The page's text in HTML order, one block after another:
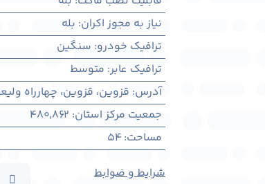
نیاز به مجوز اکران: بله
ترافیک خودرو: سنگین
ترافیک عابر: متوسط
آدرس: قزوين، قزوين، چهارراه
جمعیت مرکز استان:
480,862
مساحت:
54
شرایط و ضوابط